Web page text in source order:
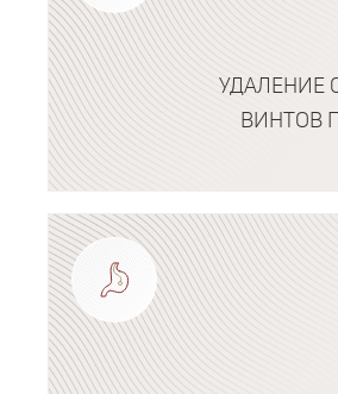
УДАЛЕНИЕ
ВИНТОВ
Подробнее о программе